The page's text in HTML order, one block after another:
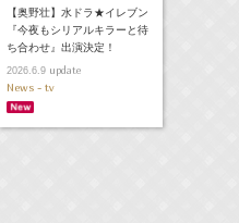
【奥野壮】水ドラ★イレブン
『今夜もシリアルキラーと待
ち合わせ』出演決定！
2026.6.9update
News - tv